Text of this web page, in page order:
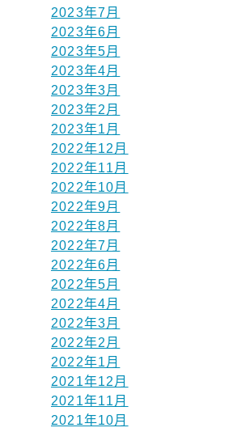
2023年7月
2023年6月
2023年5月
2023年4月
2023年3月
2023年2月
2023年1月
2022年12月
2022年11月
2022年10月
2022年9月
2022年8月
2022年7月
2022年6月
2022年5月
2022年4月
2022年3月
2022年2月
2022年1月
2021年12月
2021年11月
2021年10月